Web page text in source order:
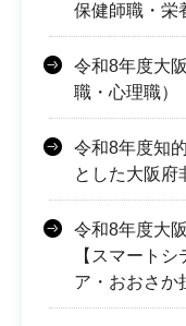
保健師職・栄
令和8年度大
職・心理職）
令和8年度知
とした大阪府
令和8年度大
【スマート
ア・おおさか